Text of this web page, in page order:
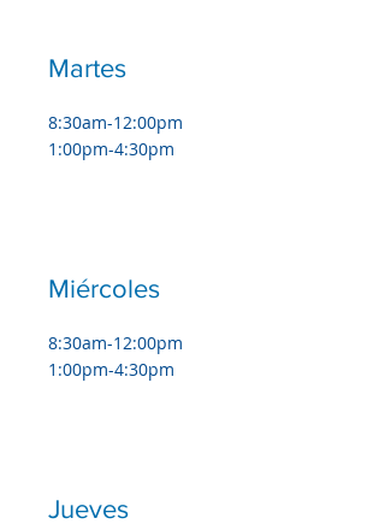
Martes
8:30am-12:00pm
1:00pm-4:30pm
Miércoles
8:30am-12:00pm
1:00pm-4:30pm
Jueves